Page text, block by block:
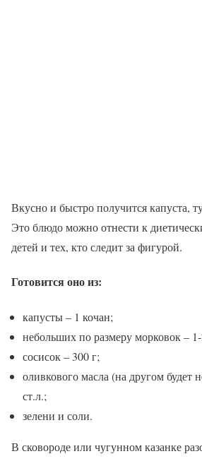
Вкусно и быстро получится капуста,
Это блюдо можно отнести к
детей и тех, кто следит за фигурой.
Готовится оно из:
капусты – 1 кочан;
небольших по размеру морковок –
сосисок – 300 г;
оливкового масла (на другом будет
ст.л.;
зелени и соли.
В сковороде или чугунном казанке